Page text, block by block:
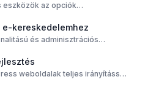
eszközök az opciók
e-kereskedelemhez
és adminisztrációs
weboldalak teljes irányítással